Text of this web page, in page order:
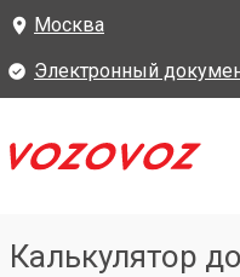
Москва
Электронный
Калькулятор